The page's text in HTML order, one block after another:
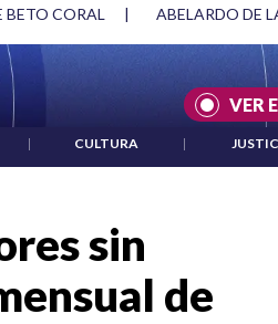
Y DMG | ACUERDOS
VER
| CULTURA |
sin
de